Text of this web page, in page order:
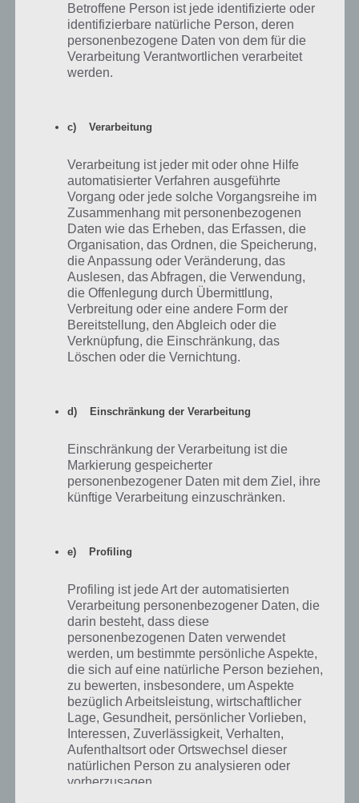
Etwas schwieriger, aber nur auf den ersten Blick, ist Level 58 von 100
Floors. Hier muss man die weißen Klaviertasten in der richtigen
Reihenfolge drücken. Dabei ist Taste links die niedrigste Frequenz
(niedrigste Zahl) und rechts die höchste. Nun arbeitest du das ganze
Falls du trotzdem nicht weiterkommen solltest, haben wir die
Walktrough
Um ein sehr interessantes Level bei 100 Floors handelt es sich bei
sich dieser entzündet. Du musst etwas warten.
Zum Schluss nimmst du noch das einzelne Holz ganz rechts auf. Die
Lösung zu Level 59 lautet nun, dass du mit dem entzündeten Holz
den Hebel vom Eis befreist und damit die Tür öffnen kannst.
100 Floors: Level 60 – Lösung und
Walktrough
Level 60 von 100 Floors ist ziemlich trickreich. Als erstes müssen die
Fackeln an der Wand entzündet werden. Dafür hast das brennende
Holz im Inventar. Wähle dieses aus und entzünde damit die Fackeln.
Dadurch sollten sich die Augen öffnen.
Betroffene Person ist jede identifizierte oder
identifizierbare natürliche Person, deren
personenbezogene Daten von dem für die
Verarbeitung Verantwortlichen verarbeitet
werden.
c) Verarbeitung
Verarbeitung ist jeder mit oder ohne Hilfe
automatisierter Verfahren ausgeführte
Vorgang oder jede solche Vorgangsreihe im
Zusammenhang mit personenbezogenen
Daten wie das Erheben, das Erfassen, die
Organisation, das Ordnen, die Speicherung,
die Anpassung oder Veränderung, das
Auslesen, das Abfragen, die Verwendung,
die Offenlegung durch Übermittlung,
Verbreitung oder eine andere Form der
Bereitstellung, den Abgleich oder die
Verknüpfung, die Einschränkung, das
Löschen oder die Vernichtung.
d) Einschränkung der Verarbeitung
Einschränkung der Verarbeitung ist die
Markierung gespeicherter
personenbezogener Daten mit dem Ziel, ihre
künftige Verarbeitung einzuschränken.
e) Profiling
Profiling ist jede Art der automatisierten
Verarbeitung personenbezogener Daten, die
darin besteht, dass diese
personenbezogenen Daten verwendet
werden, um bestimmte persönliche Aspekte,
die sich auf eine natürliche Person beziehen,
zu bewerten, insbesondere, um Aspekte
bezüglich Arbeitsleistung, wirtschaftlicher
Lage, Gesundheit, persönlicher Vorlieben,
Interessen, Zuverlässigkeit, Verhalten,
Aufenthaltsort oder Ortswechsel dieser
natürlichen Person zu analysieren oder
vorherzusagen.